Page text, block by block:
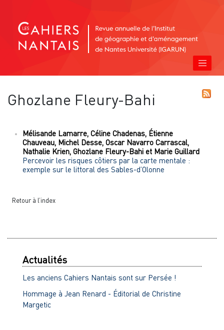
Ghozlane Fleury-Bahi
Mélisande Lamarre Céline Chadenas Étienne
Chauveau Michel Desse Oscar Navarro Carrascal
Nathalie Krien Ghozlane Fleury-Bahi et Marie Guillard
Percevoir les risques côtiers par la carte mentale :
exemple sur le littoral des Sables-d’Olonne
Retour à l’index
Actualités
Les anciens Cahiers Nantais sont sur Persée !
Hommage à Jean Renard - Éditorial de Christine
Margetic